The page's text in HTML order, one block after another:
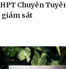
Chuyên
sát